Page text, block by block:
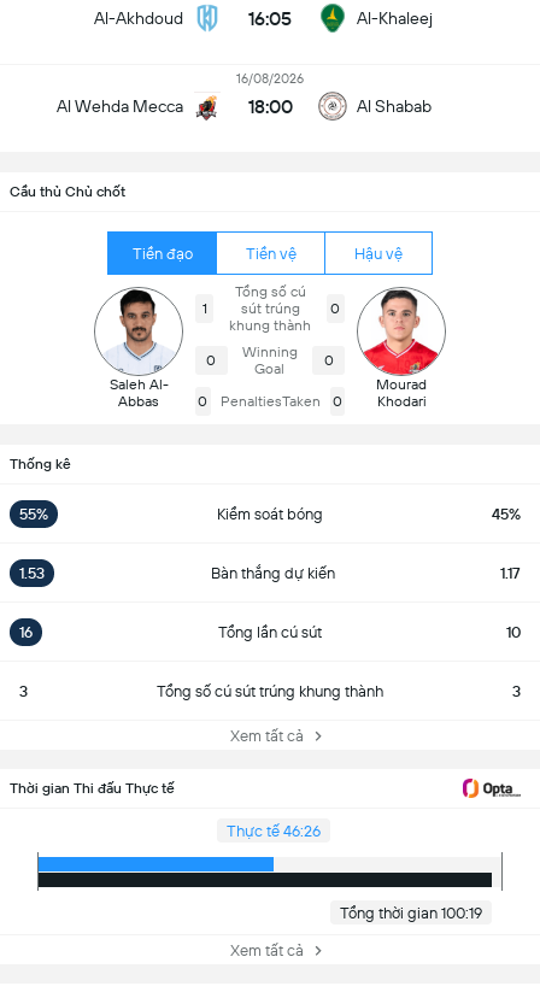
Al-Akhdoud 16:05 Al-Khaleej
Al Wehda Mecca
16/08/2026
18:00 Al Shabab
Cầu thủ Chủ chốt
Tiền đạo Tiền vệ Hậu vệ
Saleh Al-
Abbas
1
Tổng số cú
sút trúng
khung thành
0
0
Winning
Goal
0
0 PenaltiesTaken 0
Mourad
Khodari
Thống kê
55% Kiểm soát bóng 45%
1.53 Bàn thắng dự kiến 1.17
16 Tổng lần cú sút 10
3 Tổng số cú sút trúng khung thành 3
Xem tất cả
Thời gian Thi đấu Thực tế
Thực tế 46:26
Tổng thời gian 100:19
Xem tất cả